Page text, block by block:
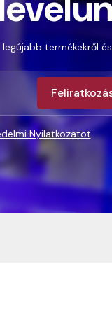
termékekről
Nyilatkozatot.